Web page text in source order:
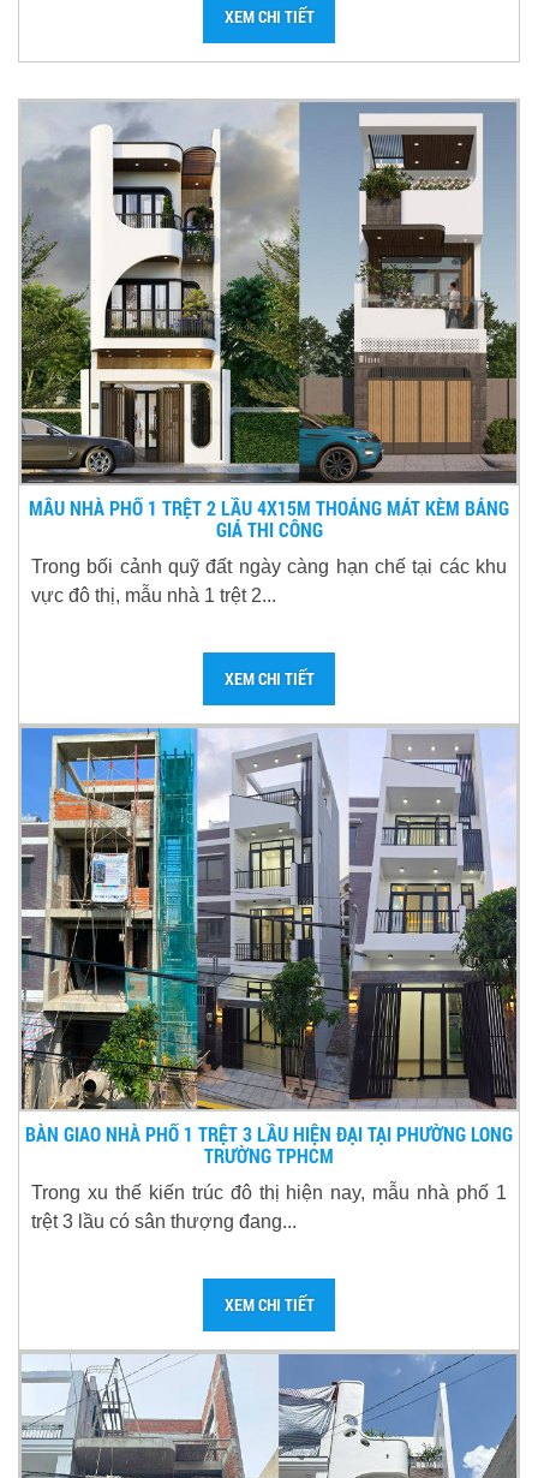
XEM CHI TIẾT
MẪU NHÀ PHỐ 1 TRỆT 2 LẦU 4X15M THOÁNG MÁT KÈM BẢNG
GIÁ THI CÔNG
Trong bối cảnh quỹ đất ngày càng hạn chế tại các khu
vực đô thị, mẫu nhà 1 trệt 2...
XEM CHI TIẾT
BÀN GIAO NHÀ PHỐ 1 TRỆT 3 LẦU HIỆN ĐẠI TẠI PHƯỜNG LONG
TRƯỜNG TPHCM
Trong xu thế kiến trúc đô thị hiện nay, mẫu nhà phố 1
trệt 3 lầu có sân thượng đang...
XEM CHI TIẾT